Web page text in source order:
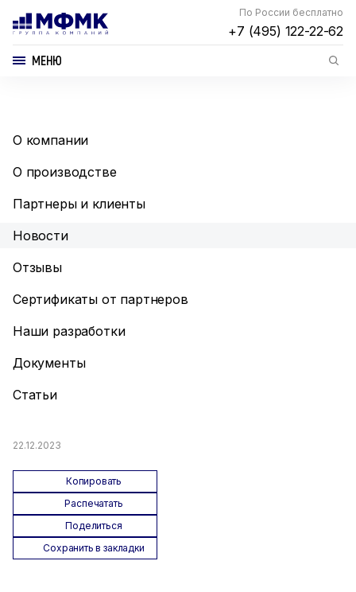
По России бесплатно
+7 (495) 122-22-62
МЕНЮ
О компании
О производстве
Партнеры и клиенты
Новости
Отзывы
Сертификаты от партнеров
Наши разработки
Документы
Статьи
22.12.2023
Копировать
Распечатать
Поделиться
Сохранить в закладки